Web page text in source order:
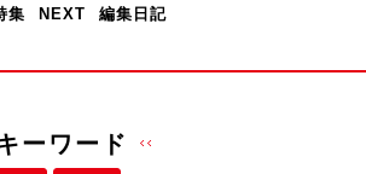
集 NEXT 編集日記
ーワード